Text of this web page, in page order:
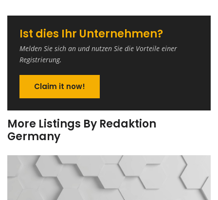
Ist dies Ihr Unternehmen?
Melden Sie sich an und nutzen Sie die Vorteile einer
Registrierung.
Claim it now!
More Listings By Redaktion
Germany